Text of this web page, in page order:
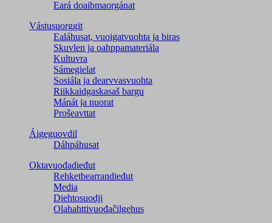
Eará doaibmaorgánat
Vástusuorggit
Ealáhusat, vuoigatvuohta ja biras
Skuvlen ja oahppamateriála
Kultuvra
Sámegielat
Sosiála ja dearvvasvuohta
Riikkaidgaskasaš bargu
Mánát ja nuorat
Prošeavttat
Áigeguovdil
Dáhpáhusat
Oktavuođadieđut
Rehketbearrandieđut
Media
Diehtosuodji
Olahahttivuođačilgehus